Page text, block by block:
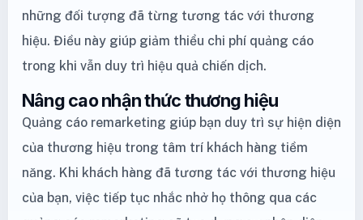
những đối tượng đã từng tương tác với thương
hiệu. Điều này giúp giảm thiểu chi phí quảng cáo
trong khi vẫn duy trì hiệu quả chiến dịch.
Nâng cao nhận thức thương hiệu
Quảng cáo remarketing giúp bạn duy trì sự hiện diện
của thương hiệu trong tâm trí khách hàng tiềm
năng. Khi khách hàng đã tương tác với thương hiệu
của bạn, việc tiếp tục nhắc nhở họ thông qua các